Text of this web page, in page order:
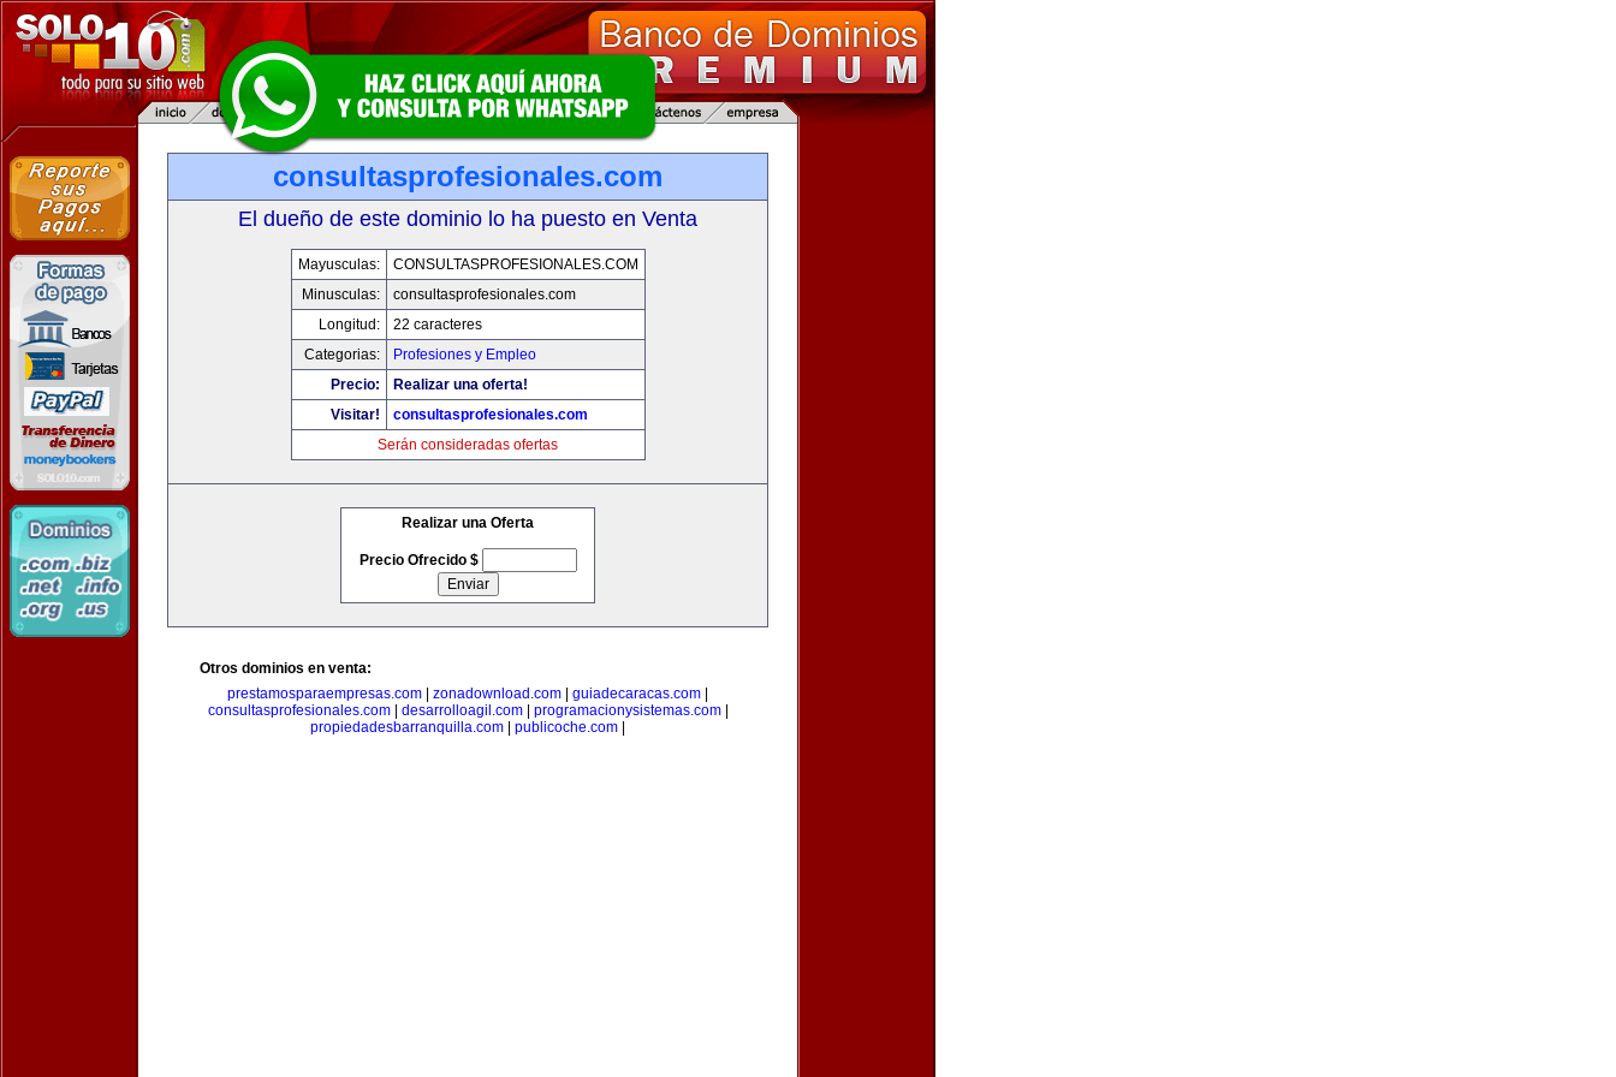
consultasprofesionales.com
El dueño de este dominio lo ha puesto en Venta
Mayusculas:
CONSULTASPROFESIONALES.COM
Minusculas:
consultasprofesionales.com
Longitud:
22 caracteres
Categorias:
Profesiones y Empleo
Precio:
Realizar una oferta!
Visitar!
consultasprofesionales.com
Serán consideradas ofertas
Realizar una Oferta
Precio Ofrecido $
Otros dominios en venta:
prestamosparaempresas.com
zonadownload.com guiadecaracas.com
consultasprofesionales.com| desarrolloagil.com| programacionysistemas.com|
propiedadesbarranquilla.com
publicoche.com